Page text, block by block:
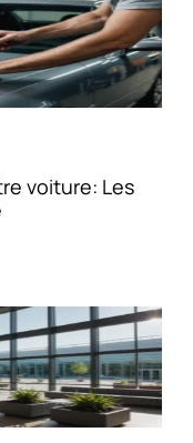
voiture: Les